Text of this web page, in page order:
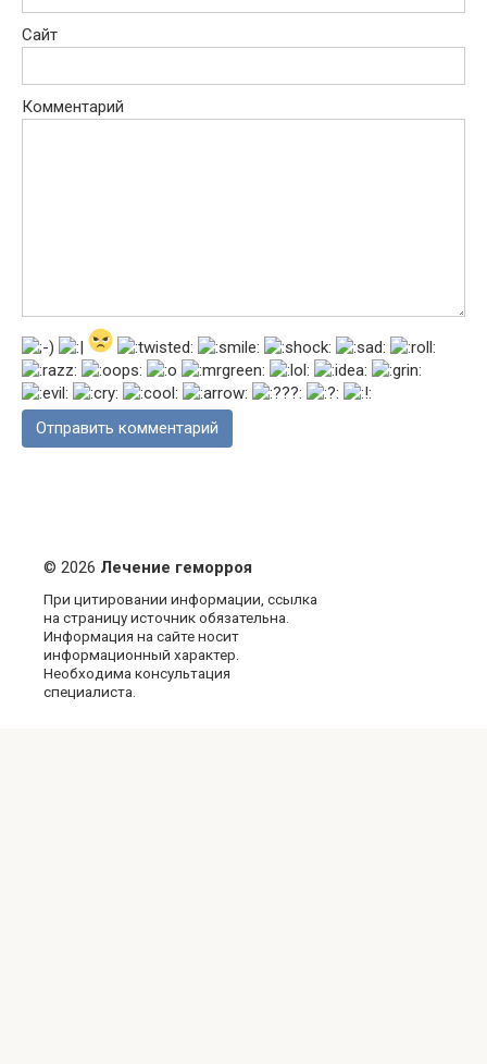
Сайт
Комментарий
© 2026 Лечение геморроя
При цитировании информации, ссылка
на страницу источник обязательна.
Информация на сайте носит
информационный характер.
Необходима консультация
специалиста.